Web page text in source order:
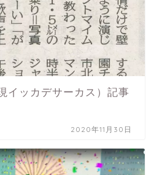
イッカデサーカス）記事
2020年11月30日